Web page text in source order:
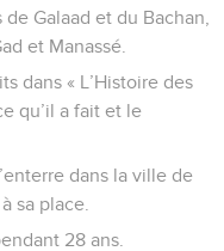
Galaad et du Bachan,
et Manassé.
dans « L’Histoire des
qu’il a fait et le
dans la ville de
sa place.
28 ans.